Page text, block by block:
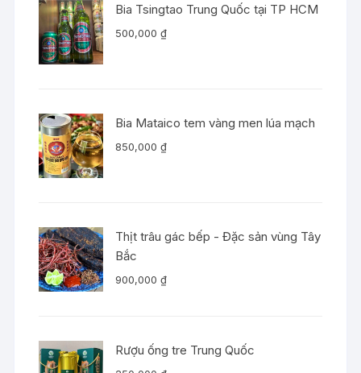
Bia Tsingtao Trung Quốc tại TP HCM
500,000₫
Bia Mataico tem vàng men lúa mạch
850,000₫
Thịt trâu gác bếp - Đặc sản vùng Tây
Bắc
900,000₫
Rượu ống tre Trung Quốc